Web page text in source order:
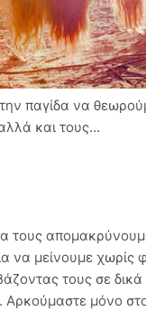
παγίδα να
και τους...
να τους
να μείνουμε
τους σε
Αρκούμαστε μόνο